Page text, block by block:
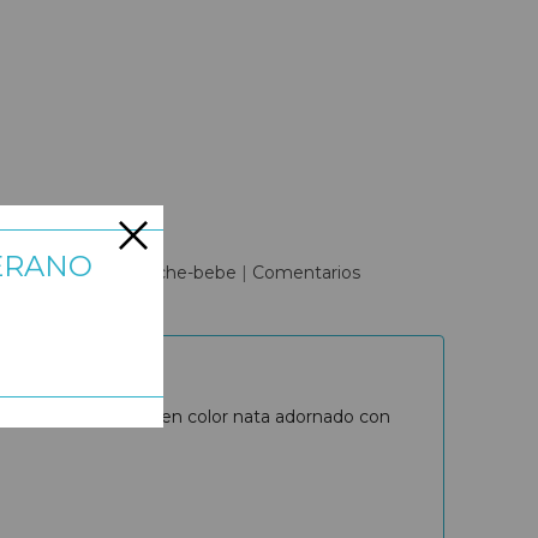
manga-corta-coche-bebe | Comentarios
algodón elástico en color nata adornado con